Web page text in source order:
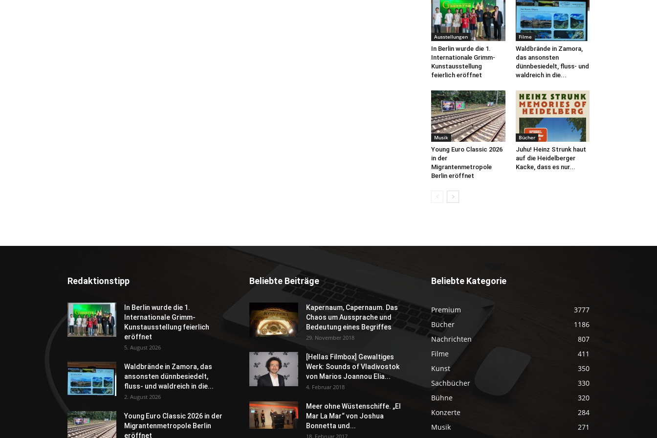
Ausstellungen
In Berlin wurde die 1.
Internationale Grimm-
Kunstausstellung
feierlich eröffnet
Filme
Waldbrände in Zamora,
das ansonsten
dünnbesiedelt, fluss- und
waldreich in die...
Musik
Young Euro Classic 2026
in der
Migrantenmetropole
Berlin eröffnet
Bücher
Juhu! Heinz Strunk haut
auf die Heidelberger
Kacke, dass es nur...
Redaktionstipp
In Berlin wurde die 1.
Internationale Grimm-
Kunstausstellung feierlich
eröffnet
5. August 2026
Waldbrände in Zamora, das
ansonsten dünnbesiedelt,
fluss- und waldreich in die...
2. August 2026
Young Euro Classic 2026 in der
Migrantenmetropole Berlin
eröffnet
Beliebte Beiträge
Kapernaum, Capernaum. Das
Chaos um Aussprache und
Bedeutung eines Begriffes
29. November 2018
[Hellas Filmbox] Gewaltiges
Werk: Sounds of Vladivostok
von Marios Joannou Elia...
4. Februar 2018
Meer ohne Wüstenschiffe. „El
Mar La Mar“ von Joshua
Bonnetta und...
18. Februar 2017
Beliebte Kategorie
Premium
3777
Bücher
1186
Nachrichten
807
Filme
411
Kunst
350
Sachbücher
330
Bühne
320
Konzerte
284
Musik
271